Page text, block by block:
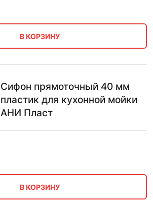
В КОРЗИНУ
Сифон прямоточный 40 мм
пластик для кухонной мойки
АНИ Пласт
В КОРЗИНУ